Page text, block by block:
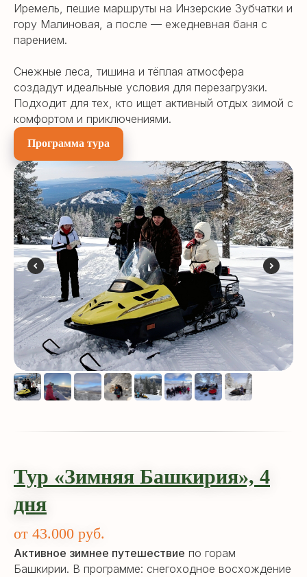
Иремель, пешие маршруты на Инзерские Зубчатки и
гору Малиновая, а после — ежедневная баня с
парением.
Снежные леса, тишина и тёплая атмосфера
создадут идеальные условия для перезагрузки.
Подходит для тех, кто ищет активный отдых зимой с
комфортом и приключениями.
Программа тура
Тур «Зимняя Башкирия», 4
дня
от 43.000 руб.
Активное зимнее путешествие по горам
Башкирии. В программе: снегоходное восхождение